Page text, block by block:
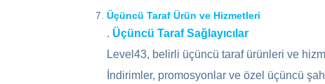
Üçüncü Taraf Ürün ve Hizmetleri
. Üçüncü Taraf Sağlayıcılar
Level43, belirli üçüncü taraf ürünleri ve
İndirimler, promosyonlar ve özel üçüncü